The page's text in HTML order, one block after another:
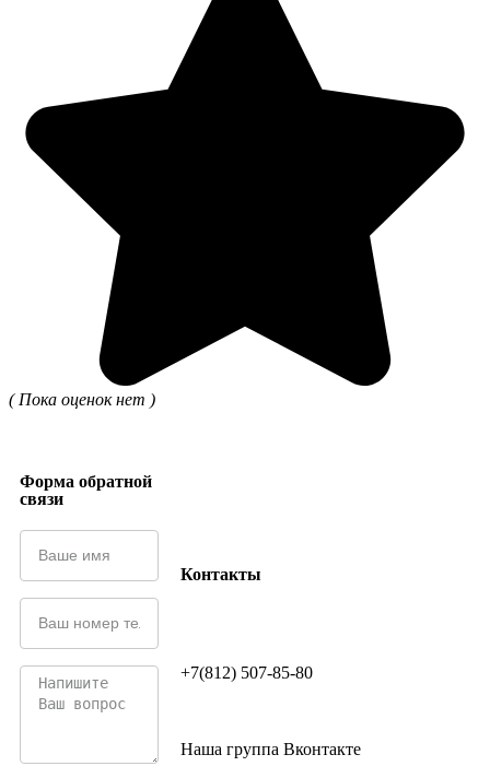
( Пока оценок нет )
Форма обратной
связи
Контакты
+7(812) 507-85-80
Наша группа Вконтакте